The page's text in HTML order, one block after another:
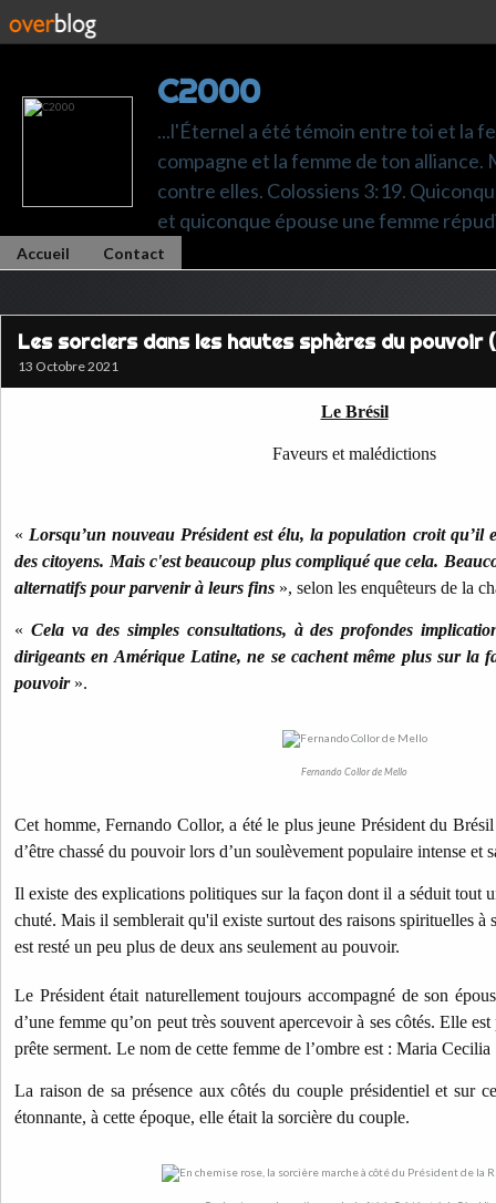
C2000
...l'Éternel a été témoin entre toi et la
compagne et la femme de ton alliance.
contre elles. Colossiens 3:19.
et quiconque épouse une femme
Accueil Contact
Les sorciers dans les hautes sphères du pouvoir
13 Octobre 2021
Le Brésil
Faveurs et malédictions
« Lorsqu’un nouveau Président est élu, la population croit qu’il
des citoyens. Mais c'est beaucoup plus compliqué que cela.
alternatifs pour parvenir à leurs fins », selon les enquêteurs de la
« Cela va des simples consultations, à des profondes
dirigeants en Amérique Latine, ne se cachent même plus sur la
pouvoir».
Fernando Collor de Mello
Cet homme, Fernando Collor, a été le plus jeune Président du
d’être chassé du pouvoir lors d’un soulèvement populaire intense et
Il existe des explications politiques sur la façon dont il a séduit tout
chuté. Mais il semblerait qu'il existe surtout des raisons spirituelles à
est resté un peu plus de deux ans seulement au pouvoir.
Le Président était naturellement toujours accompagné de son
d’une femme qu’on peut très souvent apercevoir à ses côtés. Elle
prête serment. Le nom de cette femme de l’ombre est : Maria
La raison de sa présence aux côtés du couple présidentiel et sur
étonnante, à cette époque, elle était la sorcière du couple.